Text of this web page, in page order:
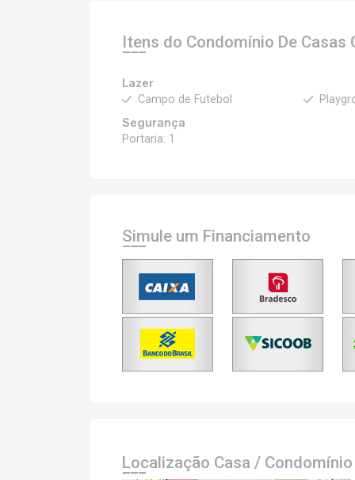
Itens do Condomínio De Casas
Lazer
Campo de Futebol
Segurança
Portaria: 1
Simule um Financiamento
Localização Casa /